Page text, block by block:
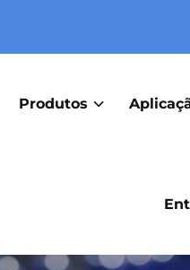
Produtos